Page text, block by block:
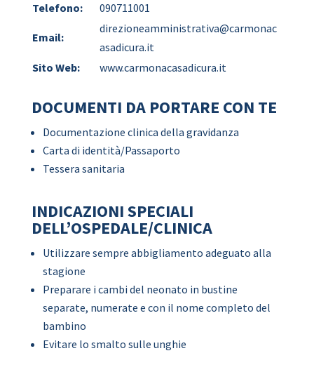
Telefono:
090711001
Email:
direzioneamministrativa@carmonac
asadicura.it
Sito Web:
www.carmonacasadicura.it
DOCUMENTI DA PORTARE CON TE
Documentazione clinica della gravidanza
Carta di identità/Passaporto
Tessera sanitaria
INDICAZIONI SPECIALI
DELL’OSPEDALE/CLINICA
Utilizzare sempre abbigliamento adeguato alla
stagione
Preparare i cambi del neonato in bustine
separate, numerate e con il nome completo del
bambino
Evitare lo smalto sulle unghie